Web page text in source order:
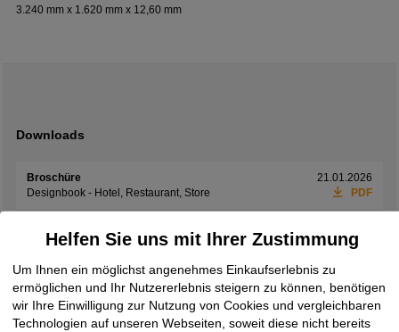
3.240 mm x 1.620 mm x 12,60 mm
Downloads
Broschüre
Designbook - Hotel, Restaurant, Store
21.01.2026
PDF
Exclusives Interieur
PDF
Broschüre
Laminam Design Book 2026
08.06.2026
PDF
Broschüre
19.05.2026
Helfen Sie uns mit Ihrer Zustimmung
Um Ihnen ein möglichst angenehmes Einkaufserlebnis zu
ermöglichen und Ihr Nutzererlebnis steigern zu können, benötigen
wir Ihre Einwilligung zur Nutzung von Cookies und vergleichbaren
Technologien auf unseren Webseiten, soweit diese nicht bereits